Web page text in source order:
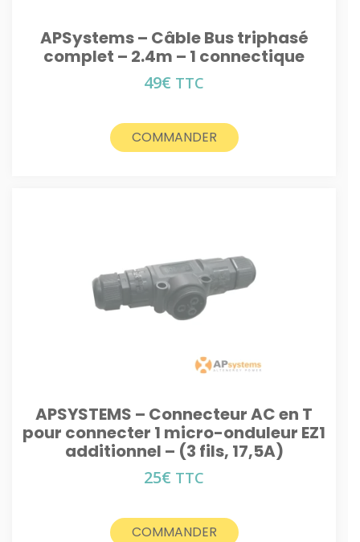
APSystems – Câble Bus triphasé
complet – 2.4m – 1 connectique
49€ TTC
COMMANDER
APSYSTEMS – Connecteur AC en T
pour connecter 1 micro-onduleur EZ1
additionnel – (3 fils, 17,5A)
25€ TTC
COMMANDER